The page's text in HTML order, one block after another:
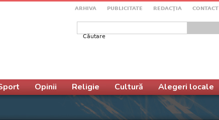
ARHIVA PUBLICITATE REDACŢIA CONTACT
Formular de căutare
Opinii Religie Cultură Alegeri locale